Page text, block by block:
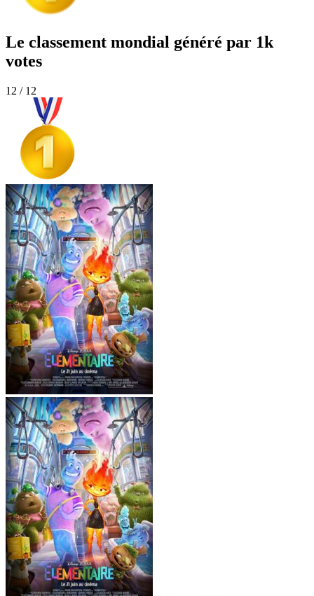
Le classement mondial généré par 1k
votes
12 / 12